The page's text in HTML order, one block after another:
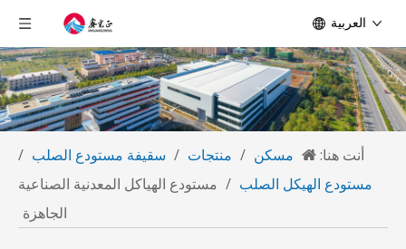
العربية
أنت هنا: مسكن / منتجات / سقيفة مستودع الصلب /
مستودع الهيكل الصلب / مستودع الهياكل المعدنية الصناعية
الجاهزة